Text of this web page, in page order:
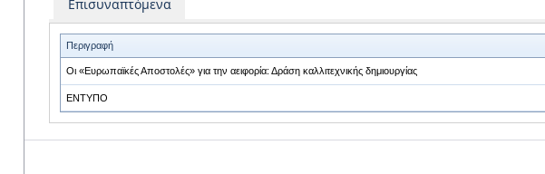
Επισυναπτόμενα
Περιγραφή
Οι «Ευρωπαϊκές Αποστολές» για την αειφορία: Δράση καλλιτεχνικής δημιουργίας
ΕΝΤΥΠΟ